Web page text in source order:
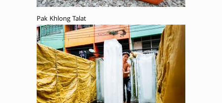
Pak Khlong Talat